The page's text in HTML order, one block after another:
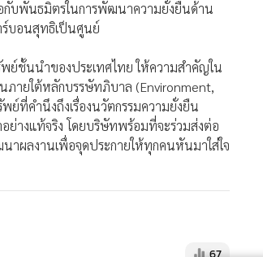
บพันธมิตรในการพัฒนาความยั่งยืนด้าน
ร์บอนสุทธิเป็นศูนย์
ย์ชั้นนำของประเทศไทย ให้ความสำคัญใน
ภายใต้หลักบรรษัทภิบาล (Environment,
ย์ที่คำนึงถึงเรื่องนวัตกรรมความยั่งยืน
ย่างแท้จริง โดยบริษัทพร้อมที่จะร่วมส่งต่อ
าผลงานเพื่อจุดประกายให้ทุกคนหันมาใส่ใจ